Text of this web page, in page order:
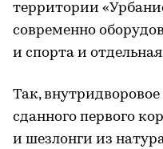
территории
современно
и спорта и
Так,
сданного первого
и шезлонги из